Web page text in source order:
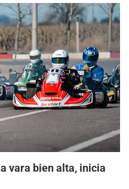
vara bien alta, inicia